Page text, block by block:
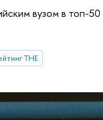
вузом в топ-
THE